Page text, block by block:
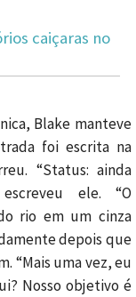
caiçaras no
Blake manteve
foi escrita na
“Status: ainda
escreveu ele. “O
rio em um cinza
depois que
“Mais uma vez, eu
Nosso objetivo é